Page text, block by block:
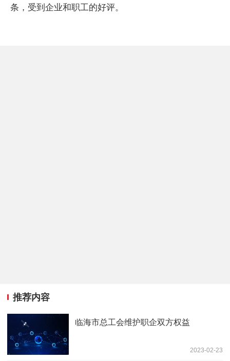
条，受到企业和职工的好评。
推荐内容
临海市总工会维护职企双方权益
2023-02-23